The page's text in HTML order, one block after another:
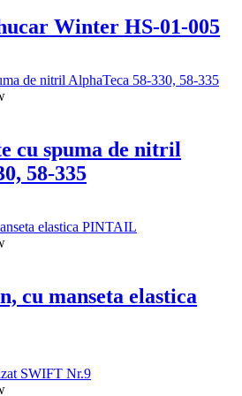
Winter HS-01-005
cu spuma de nitril
58-335
cu manseta elastica